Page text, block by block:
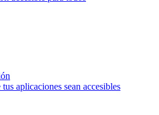
aplicaciones sean accesibles